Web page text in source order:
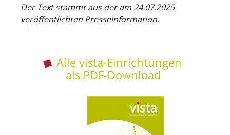
Der Text stammt aus der am 24.07.2025
veröffentlichten Presseinformation.
Alle vista-Einrichtungen
als PDF-Download